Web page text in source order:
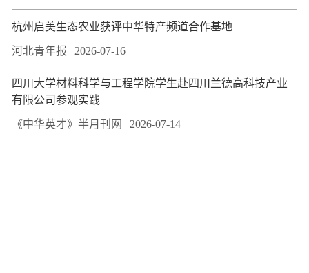
杭州启美生态农业获评中华特产频道合作基地
河北青年报 2026-07-16
四川大学材料科学与工程学院学生赴四川兰德高科技产业
有限公司参观实践
《中华英才》半月刊网 2026-07-14